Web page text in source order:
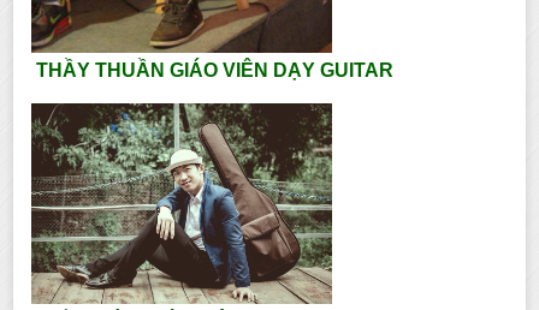
THẦY THUẦN GIÁO VIÊN DẠY GUITAR